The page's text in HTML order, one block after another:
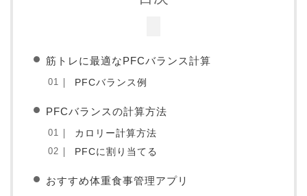
筋トレに最適なPFCバランス計算
PFCバランス例
PFCバランスの計算方法
カロリー計算方法
PFCに割り当てる
おすすめ体重食事管理アプリ